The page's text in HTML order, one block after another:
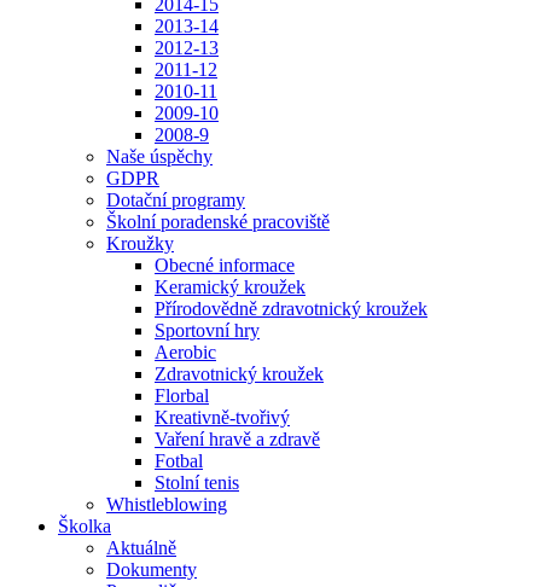
2014-15
2013-14
2012-13
2011-12
2010-11
2009-10
2008-9
Naše úspěchy
GDPR
Dotační programy
Školní poradenské pracoviště
Kroužky
Obecné informace
Keramický kroužek
Přírodovědně zdravotnický kroužek
Sportovní hry
Aerobic
Zdravotnický kroužek
Florbal
Kreativně-tvořivý
Vaření hravě a zdravě
Fotbal
Stolní tenis
Whistleblowing
Školka
Aktuálně
Dokumenty